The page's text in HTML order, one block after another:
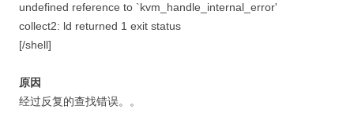
undefined reference to `kvm_handle_internal_error'
collect2: ld returned 1 exit status
[/shell]
原因
经过反复的查找错误。。